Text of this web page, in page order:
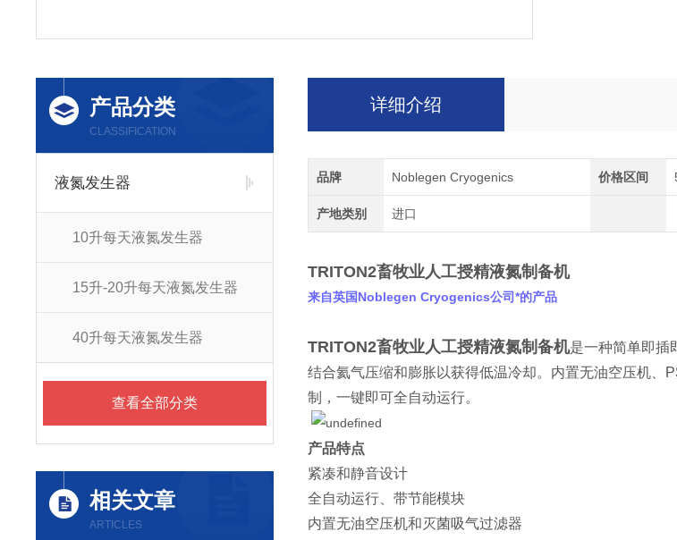
产品分类
CLASSIFICATION
液氮发生器
10升每天液氮发生器
15升-20升每天液氮发生器
40升每天液氮发生器
查看全部分类
相关文章
ARTICLES
详细介绍
品牌 Noblegen Cryogenics 价格区间
产地类别 进口
TRITON2畜牧业人工授精液氮制备机
来自英国Noblegen Cryogenics公司*的产品
TRITON2畜牧业人工授精液氮制备机是一种简单即插
结合氦气压缩和膨胀以获得低温冷却。内置无油空压机、
制，一键即可全自动运行。
产品特点
紧凑和静音设计
全自动运行、带节能模块
内置无油空压机和灭菌吸气过滤器